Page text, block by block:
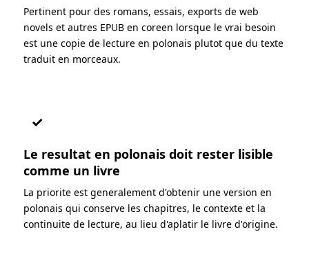
Pertinent pour des romans, essais, exports de web
novels et autres EPUB en coreen lorsque le vrai besoin
est une copie de lecture en polonais plutot que du texte
traduit en morceaux.
✓
Le resultat en polonais doit rester lisible
comme un livre
La priorite est generalement d'obtenir une version en
polonais qui conserve les chapitres, le contexte et la
continuite de lecture, au lieu d'aplatir le livre d'origine.